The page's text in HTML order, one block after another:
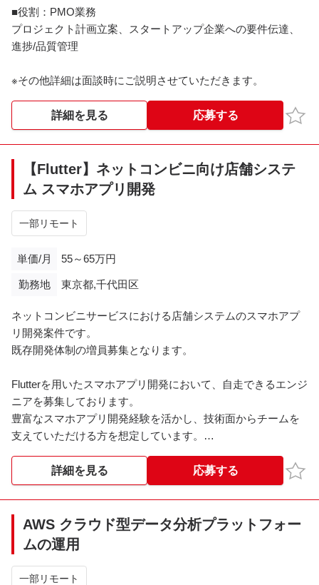
■役割：PMO業務
プロジェクト計画立案、スタートアップ企業への要件伝達、
進捗/品質管理
※その他詳細は面談時にご説明させていただきます。
詳細を見る 応募する お気
【Flutter】ネットコンビニ向け店舗システ
ム スマホアプリ開発
一部リモート
単価/月 55～65万円
勤務地 東京都,千代田区
ネットコンビニサービスにおける店舗システムのスマホアプ
リ開発案件です。
既存開発体制の増員募集となります。
Flutterを用いたスマホアプリ開発において、自走できるエンジ
ニアを募集しております。
豊富なスマホアプリ開発経験を活かし、技術面からチームを
支えていただける方を想定しています。
※その他詳細は面談時にご説明させていただきます。
詳細を見る 応募する お気
AWS クラウド型データ分析プラットフォー
ムの運用
一部リモート